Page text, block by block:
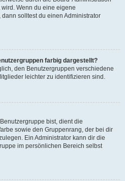
Wenn du eine eigene
solltest du einen Administrator
farbig dargestellt?
den Benutzergruppen verschiedene
leichter zu identifizieren sind.
bist, dient die
sowie den Gruppenrang, der bei dir
Ein Administrator kann dir die
im persönlichen Bereich selbst